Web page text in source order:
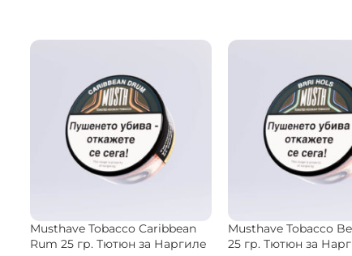
Starbuzz Vintage Tobacco
White Mist 50 гр. Тютюн за
SEBERO Tobacco
Waffle 25 гр. Тютюн